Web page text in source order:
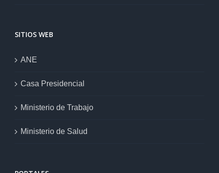
SITIOS WEB
ANE
Casa Presidencial
Ministerio de Trabajo
Ministerio de Salud